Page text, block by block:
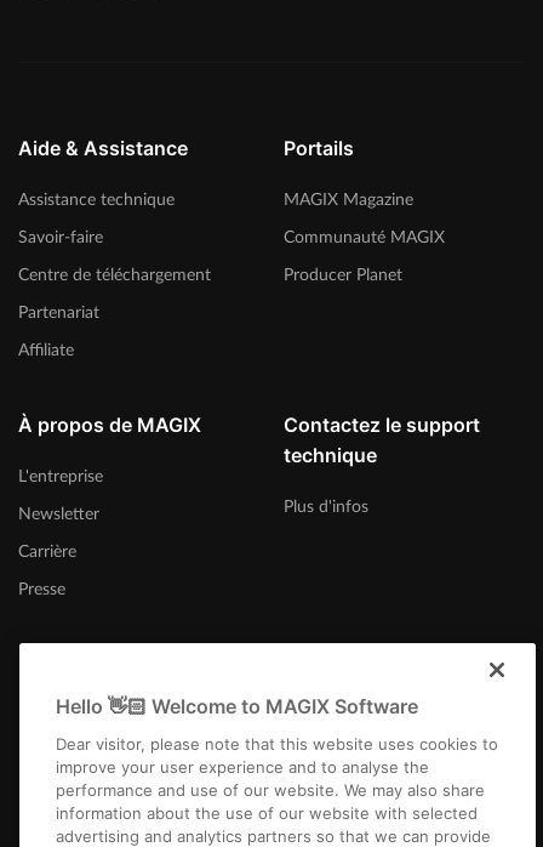
Aide & Assistance
Assistance technique
Savoir-faire
Centre de téléchargement
Partenariat
Affiliate
Portails
MAGIX Magazine
Communauté MAGIX
Producer Planet
À propos de MAGIX
L'entreprise
Newsletter
Carrière
Presse
Contactez le support
technique
Plus d'infos
Canada (Français)
Hello 👋🏻 Welcome to MAGIX Software
Dear visitor, please note that this website uses cookies to
improve your user experience and to analyse the
performance and use of our website. We may also share
information about the use of our website with selected
advertising and analytics partners so that we can provide